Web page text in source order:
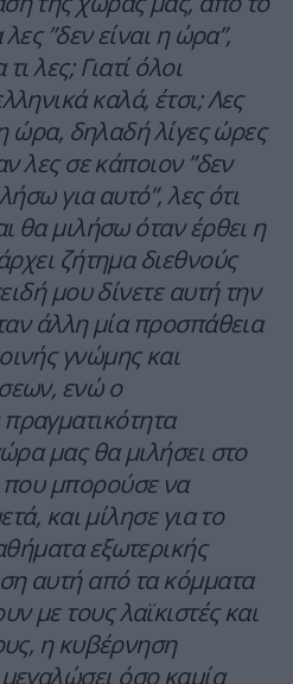
”δεν είναι η ώρα”,
λες; Γιατί όλοι
καλά, έτσι; Λες
ώρα, δηλαδή λίγες ώρες
λες σε κάποιον ”δεν
για αυτό”, λες ότι
θα μιλήσω όταν έρθει η
ζήτημα διεθνούς
μου δίνετε αυτή την
άλλη μία προσπάθεια
γνώμης και
ενώ ο
μας θα μιλήσει στο
που μπορούσε να
και μίλησε για το
εξωτερικής
αυτή από τα κόμματα
με τους λαϊκιστές και
η κυβέρνηση
όσο καμία